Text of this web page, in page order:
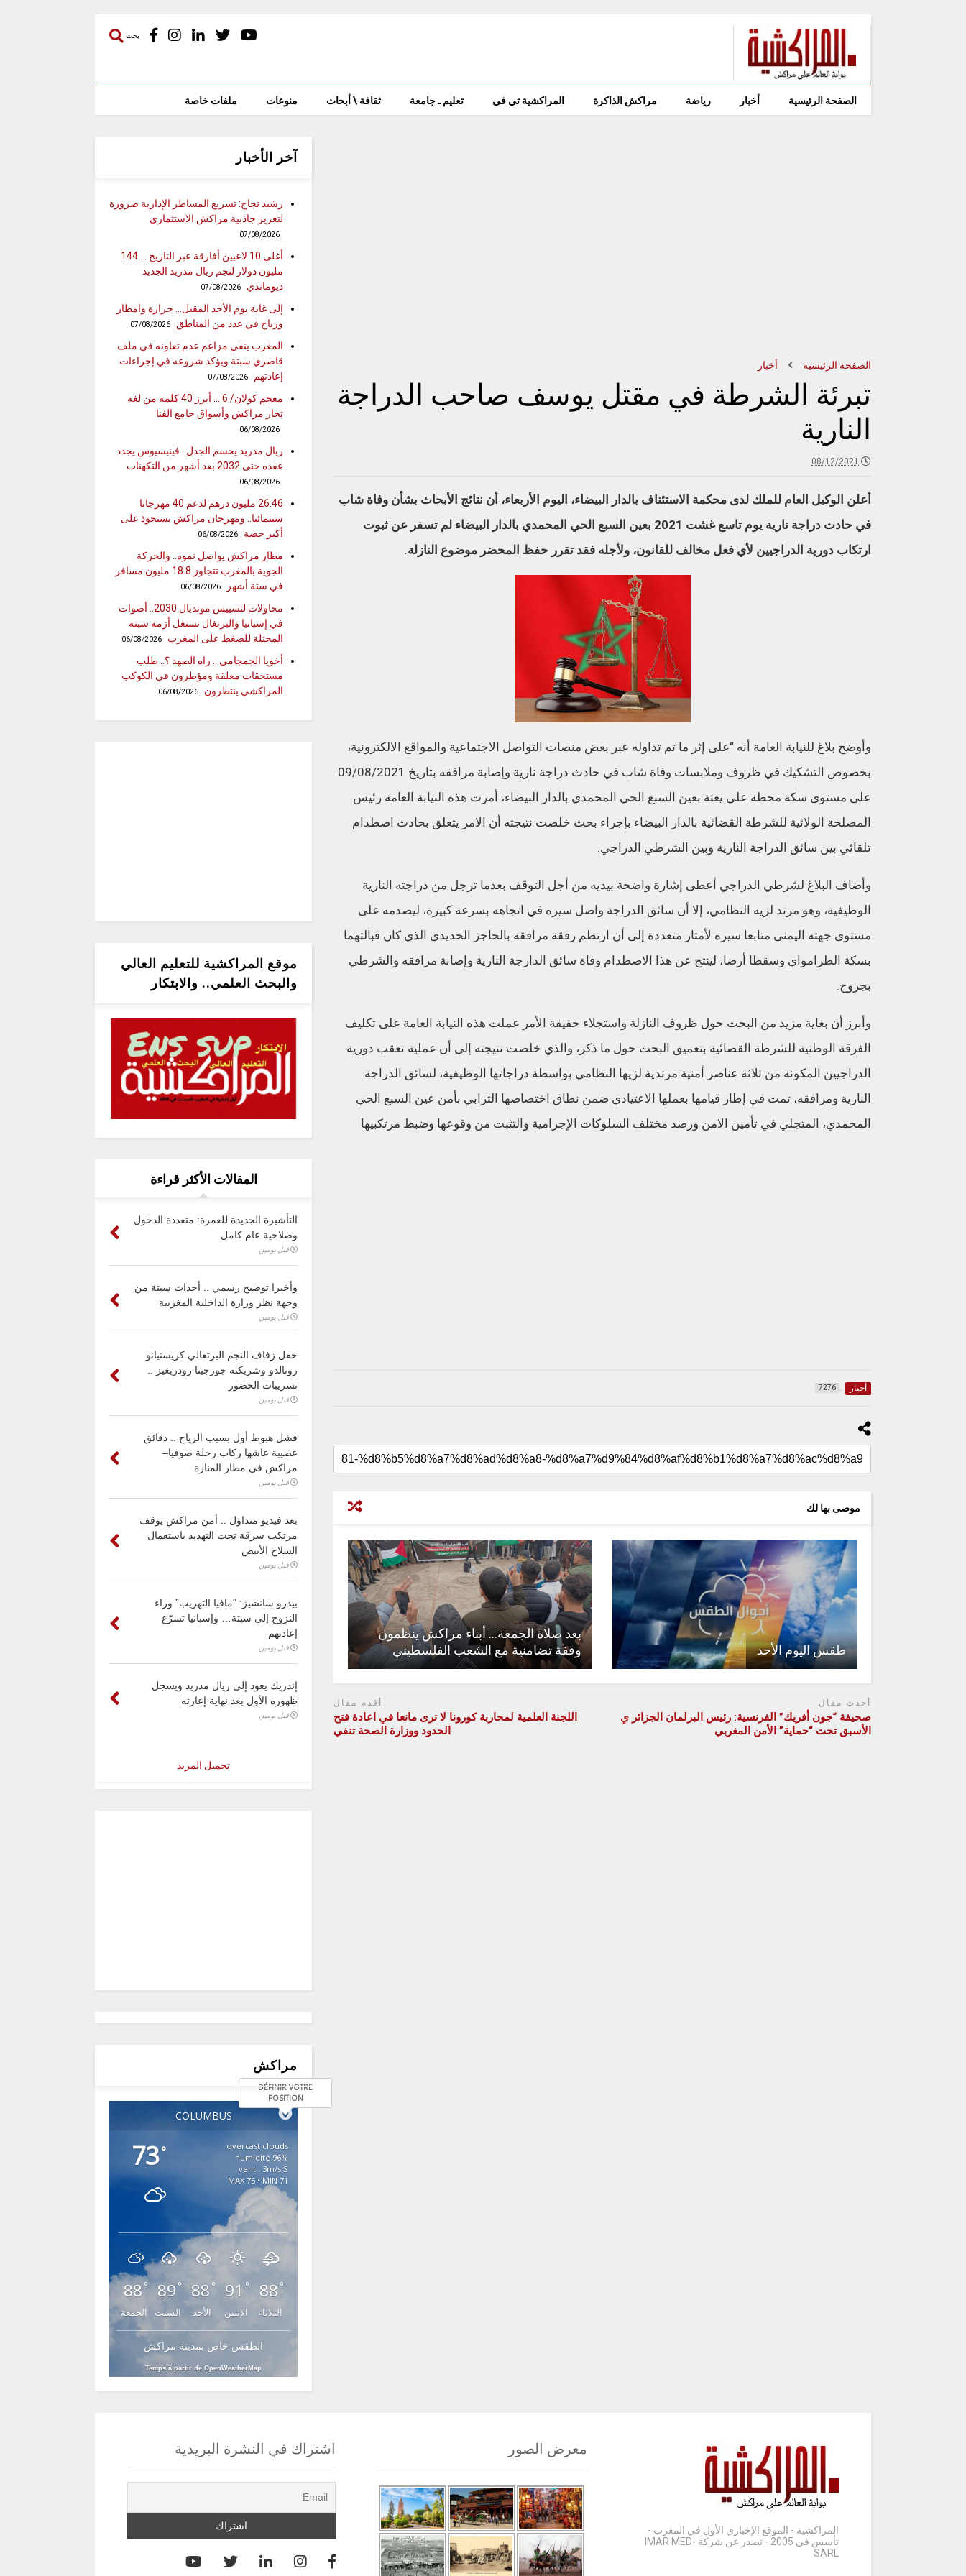
بحث
الصفحة الرئيسية أخبار رياضة مراكش الذاكرة المراكشية تي في تعليم ـ جامعة ثقافة \ أبحاث منوعات ملفات خاصة
الصفحة الرئيسية أخبار
تبرئة الشرطة في مقتل يوسف صاحب الدراجة
النارية
08/12/2021
أعلن الوكيل العام للملك لدى محكمة الاستئناف بالدار البيضاء، اليوم الأربعاء، أن نتائج الأبحاث بشأن وفاة شاب
في حادث دراجة نارية يوم تاسع غشت 2021 بعين السبع الحي المحمدي بالدار البيضاء لم تسفر عن ثبوت
ارتكاب دورية الدراجيين لأي فعل مخالف للقانون، ولأجله فقد تقرر حفظ المحضر موضوع النازلة.
وأوضح بلاغ للنيابة العامة أنه “على إثر ما تم تداوله عبر بعض منصات التواصل الاجتماعية والمواقع الالكترونية،
بخصوص التشكيك في ظروف وملابسات وفاة شاب في حادث دراجة نارية وإصابة مرافقه بتاريخ 09/08/2021
على مستوى سكة محطة علي يعتة بعين السبع الحي المحمدي بالدار البيضاء، أمرت هذه النيابة العامة رئيس
المصلحة الولائية للشرطة القضائية بالدار البيضاء بإجراء بحث خلصت نتيجته أن الامر يتعلق بحادث اصطدام
تلقائي بين سائق الدراجة النارية وبين الشرطي الدراجي.
وأضاف البلاغ لشرطي الدراجي أعطى إشارة واضحة بيديه من أجل التوقف بعدما ترجل من دراجته النارية
الوظيفية، وهو مرتد لزيه النظامي، إلا أن سائق الدراجة واصل سيره في اتجاهه بسرعة كبيرة، ليصدمه على
مستوى جهته اليمنى متابعا سيره لأمتار متعددة إلى أن ارتطم رفقة مرافقه بالحاجز الحديدي الذي كان قبالتهما
بسكة الطرامواي وسقطا أرضا، لينتج عن هذا الاصطدام وفاة سائق الدارجة النارية وإصابة مرافقه والشرطي
بجروح.
وأبرز أن بغاية مزيد من البحث حول ظروف النازلة واستجلاء حقيقة الأمر عملت هذه النيابة العامة على تكليف
الفرقة الوطنية للشرطة القضائية بتعميق البحث حول ما ذكر، والذي خلصت نتيجته إلى أن عملية تعقب دورية
الدراجيين المكونة من ثلاثة عناصر أمنية مرتدية لزيها النظامي بواسطة دراجاتها الوظيفية، لسائق الدراجة
النارية ومرافقه، تمت في إطار قيامها بعملها الاعتيادي ضمن نطاق اختصاصها الترابي بأمن عين السبع الحي
المحمدي، المتجلي في تأمين الامن ورصد مختلف السلوكات الإجرامية والتثبت من وقوعها وضبط مرتكبيها
أخبار 7276
موصى بها لك
طقس اليوم الأحد
بعد صلاة الجمعة… أبناء مراكش ينظمون
وقفة تضامنية مع الشعب الفلسطيني
أحدث مقال
صحيفة “جون أفريك” الفرنسية: رئيس البرلمان الجزائر ي
الأسبق تحت “حماية” الأمن المغربي
أقدم مقال
اللجنة العلمية لمحاربة كورونا لا ترى مانعا في اعادة فتح
الحدود ووزارة الصحة تنفي
آخر الأخبار
رشيد نجاح: تسريع المساطر الإدارية ضرورة
لتعزيز جاذبية مراكش الاستثماري
07/08/2026
أغلى 10 لاعبين أفارقة عبر التاريخ … 144
مليون دولار لنجم ريال مدريد الجديد
ديوماندي
07/08/2026
إلى غاية يوم الأحد المقبل… حرارة وامطار
ورياح في عدد من المناطق
07/08/2026
المغرب ينفي مزاعم عدم تعاونه في ملف
قاصري سبتة ويؤكد شروعه في إجراءات
إعادتهم
07/08/2026
معجم كولان/ 6 … أبرز 40 كلمة من لغة
تجار مراكش وأسواق جامع الفنا
06/08/2026
ريال مدريد يحسم الجدل.. فينيسيوس يجدد
عقده حتى 2032 بعد أشهر من التكهنات
06/08/2026
26.46 مليون درهم لدعم 40 مهرجانا
سينمائيا.. ومهرجان مراكش يستحوذ على
أكبر حصة
06/08/2026
مطار مراكش يواصل نموه.. والحركة
الجوية بالمغرب تتجاوز 18.8 مليون مسافر
في ستة أشهر
06/08/2026
محاولات لتسييس مونديال 2030.. أصوات
في إسبانيا والبرتغال تستغل أزمة سبتة
المحتلة للضغط على المغرب
06/08/2026
أخويا الجمجامي .. راه الصهد ؟.. طلب
مستحقات معلقة ومؤطرون في الكوكب
المراكشي ينتظرون
06/08/2026
موقع المراكشية للتعليم العالي
والبحث العلمي.. والابتكار
المقالات الأكثر قراءة
التأشيرة الجديدة للعمرة: متعددة الدخول
وصلاحية عام كامل
قبل يومين
وأخيرا توضيح رسمي .. أحداث سبتة من
وجهة نظر وزارة الداخلية المغربية
قبل يومين
حفل زفاف النجم البرتغالي كريستيانو
رونالدو وشريكته جورجينا رودريغيز ..
تسريبات الحضور
قبل يومين
فشل هبوط أول بسبب الرياح .. دقائق
عصيبة عاشها ركاب رحلة صوفيا–
مراكش في مطار المنارة
قبل يومين
بعد فيديو متداول .. أمن مراكش يوقف
مرتكب سرقة تحت التهديد باستعمال
السلاح الأبيض
قبل يومين
بيدرو سانشيز: “مافيا التهريب” وراء
النزوح إلى سبتة… وإسبانيا تسرّع
إعادتهم
قبل يومين
إندريك يعود إلى ريال مدريد ويسجل
ظهوره الأول بعد نهاية إعارته
قبل يومين
تحميل المزيد
مراكش
COLUMBUS
DÉFINIR VOTRE
POSITION
73°
overcast clouds
96% humidité
vent : 3m/s S
MAX 75 • MIN 71
88 °
الجمعة
89 °
السبت
88 °
الأحد
91 °
الإثنين
88 °
الثلاثاء
الطقس خاص بمدينة مراكش
Temps à partir de OpenWeatherMap
المراكشية - الموقع الإخباري الأول في المغرب -
تأسس في 2005 - تصدر عن شركة IMAR MED-
SARL
معرض الصور اشتراك في النشرة البريدية